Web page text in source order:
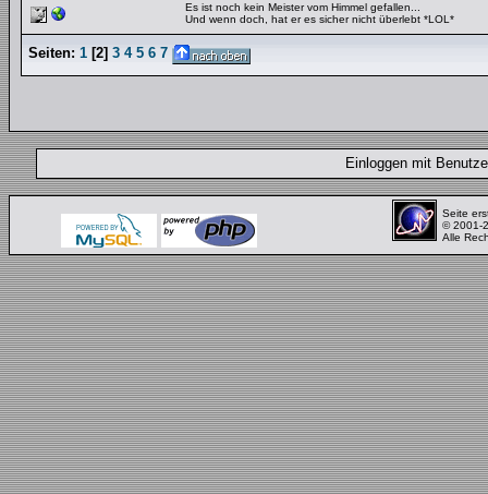
Es ist noch kein Meister vom Himmel gefallen...
Und wenn doch, hat er es sicher nicht überlebt *LOL*
Seiten: 1 [2] 3 4 5 6 7
Einloggen mit
Seite
© 2001-
Alle